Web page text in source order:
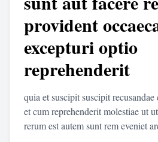
provident
excepturi optio
reprehenderit
quia et suscipit suscipit
et cum reprehenderit molestiae ut
rerum est autem sunt rem eveniet